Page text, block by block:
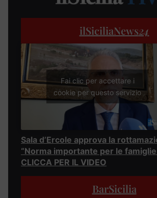
ilSiciliaNews24
Fai clic per accettare i
cookie per questo servizio
Sala d’Ercole approva la
“Norma importante per le
CLICCA PER IL VIDEO
BarSicilia